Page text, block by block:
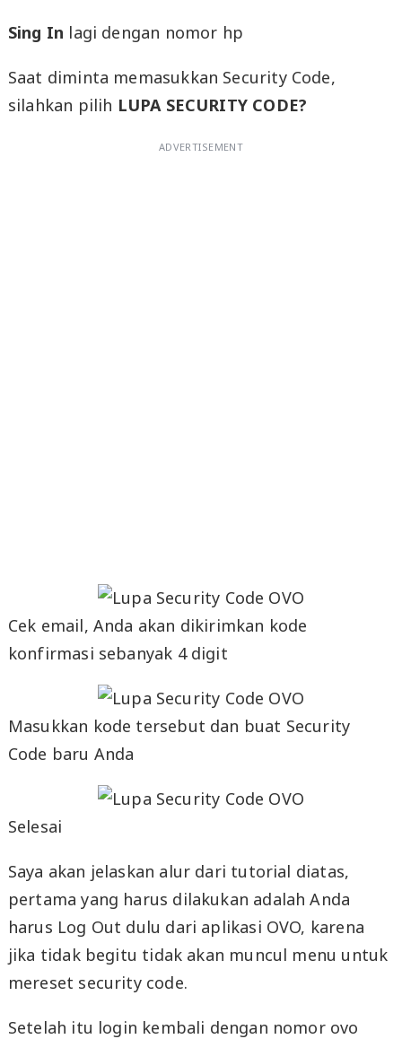
Sing In lagi dengan nomor hp
Saat diminta memasukkan Security Code,
silahkan pilih LUPA SECURITY CODE?
ADVERTISEMENT
Cek email, Anda akan dikirimkan kode
konfirmasi sebanyak 4 digit
Masukkan kode tersebut dan buat Security
Code baru Anda
Selesai
Saya akan jelaskan alur dari tutorial diatas,
pertama yang harus dilakukan adalah Anda
harus Log Out dulu dari aplikasi OVO, karena
jika tidak begitu tidak akan muncul menu untuk
mereset security code.
Setelah itu login kembali dengan nomor ovo